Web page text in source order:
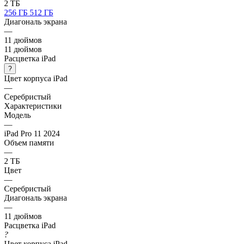
2 ТБ
256 ГБ 512 ГБ
Диагональ экрана
—
11 дюймов
11 дюймов
Расцветка iPad
?
Цвет корпуса iPad
—
Серебристый
Характеристики
Модель
—
iPad Pro 11 2024
Объем памяти
—
2 ТБ
Цвет
—
Серебристый
Диагональ экрана
—
11 дюймов
Расцветка iPad
?